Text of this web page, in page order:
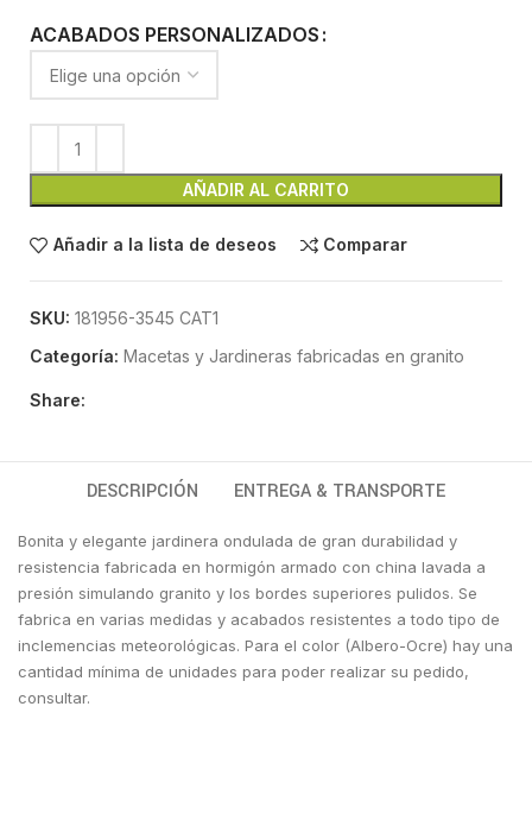
ACABADOS PERSONALIZADOS
AÑADIR AL CARRITO
Añadir a la lista de deseos Comparar
SKU: 181956-3545 CAT1
Categoría: Macetas y Jardineras fabricadas en granito
Share:
DESCRIPCIÓN ENTREGA & TRANSPORTE
Bonita y elegante jardinera ondulada de gran durabilidad y
resistencia fabricada en hormigón armado con china lavada a
presión simulando granito y los bordes superiores pulidos. Se
fabrica en varias medidas y acabados resistentes a todo tipo de
inclemencias meteorológicas.Para el color (Albero-Ocre) hay una
cantidad mínima de unidades para poder realizar su pedido,
consultar.